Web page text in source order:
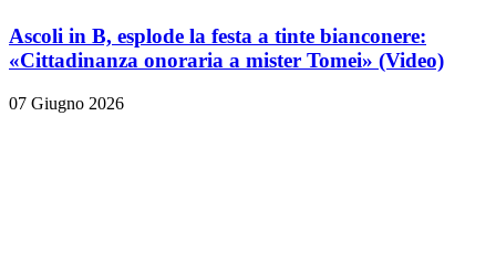
Ascoli in B, esplode la festa a tinte bianconere:
«Cittadinanza onoraria a mister Tomei» (Video)
07 Giugno 2026